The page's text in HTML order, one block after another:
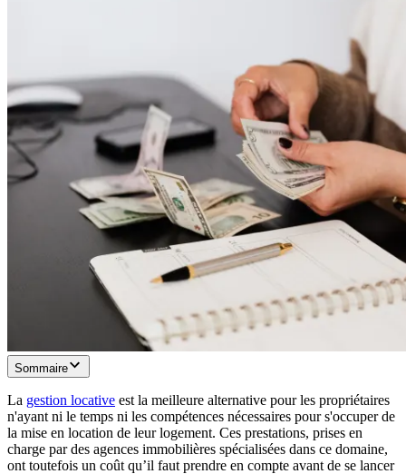
Sommaire
La gestion locative est la meilleure alternative pour les propriétaires
n'ayant ni le temps ni les compétences nécessaires pour s'occuper de
la mise en location de leur logement. Ces prestations, prises en
charge par des agences immobilières spécialisées dans ce domaine,
ont toutefois un coût qu’il faut prendre en compte avant de se lancer